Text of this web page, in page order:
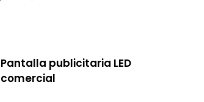
Pantalla publicitaria LED
comercial